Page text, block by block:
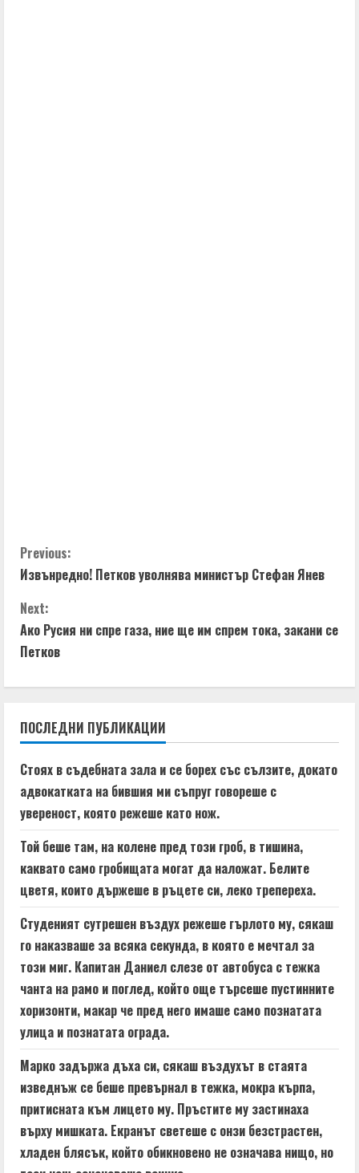
C
o
n
t
i
n
u
e
R
e
a
d
i
n
g
Previous:
Извънредно! Петков уволнява министър Стефан Янев
Next:
Ако Русия ни спре газа, ние ще им спрем тока, закани се
Петков
ПОСЛЕДНИ ПУБЛИКАЦИИ
Стоях в съдебната зала и се борех със сълзите, докато
адвокатката на бившия ми съпруг говореше с
увереност, която режеше като нож.
Той беше там, на колене пред този гроб, в тишина,
каквато само гробищата могат да наложат. Белите
цветя, които държеше в ръцете си, леко трепереха.
Студеният сутрешен въздух режеше гърлото му, сякаш
го наказваше за всяка секунда, в която е мечтал за
този миг. Капитан Даниел слезе от автобуса с тежка
чанта на рамо и поглед, който още търсеше пустинните
хоризонти, макар че пред него имаше само познатата
улица и познатата ограда.
Марко задържа дъха си, сякаш въздухът в стаята
изведнъж се беше превърнал в тежка, мокра кърпа,
притисната към лицето му. Пръстите му застинаха
върху мишката. Екранът светеше с онзи безстрастен,
хладен блясък, който обикновено не означава нищо, но